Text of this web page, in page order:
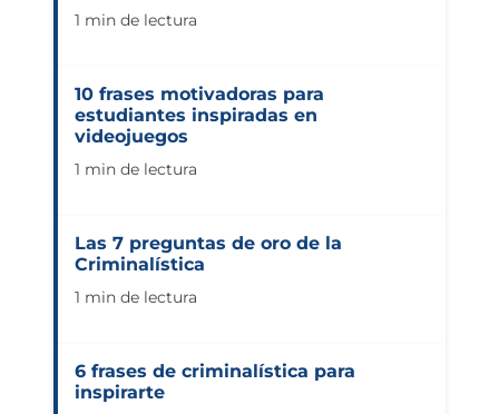
1 min de lectura
10 frases motivadoras para
estudiantes inspiradas en
videojuegos
1 min de lectura
Las 7 preguntas de oro de la
Criminalística
1 min de lectura
6 frases de criminalística para
inspirarte